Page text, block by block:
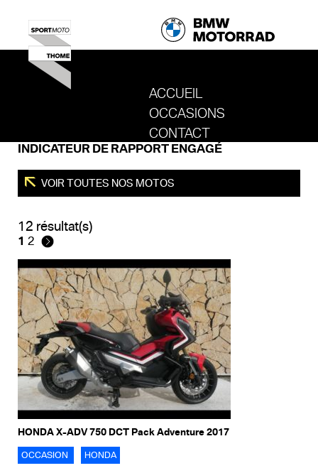
ACCUEIL
REVENIR AU SITE DE SPORT MOTO
OCCASIONS
CONTACT
INDICATEUR DE RAPPORT ENGAGÉ
VOIR TOUTES NOS MOTOS
12 résultat(s)
1 2
HONDA X-ADV 750 DCT Pack Adventure 2017
OCCASION HONDA